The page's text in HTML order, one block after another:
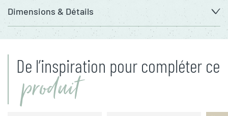
Dimensions & Détails
De l’inspiration pour compléter ce
produit